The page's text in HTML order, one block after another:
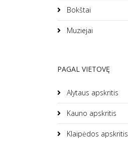
Bokštai
Muziejai
PAGAL VIETOVĘ
Alytaus apskritis
Kauno apskritis
Klaipėdos apskritis